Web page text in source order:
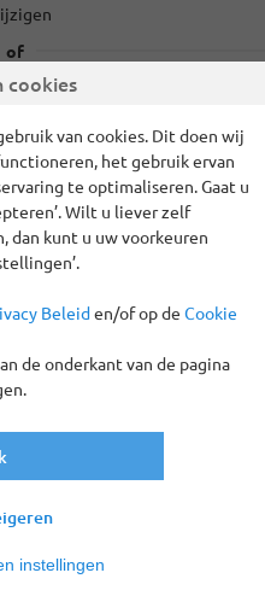
of
cookies
van cookies. Dit doen wij
het gebruik ervan
te optimaliseren. Gaat u
Wilt u liever zelf
dan kunt u uw voorkeuren
Beleiden/of op de Cookie
de onderkant van de pagina
instellingen